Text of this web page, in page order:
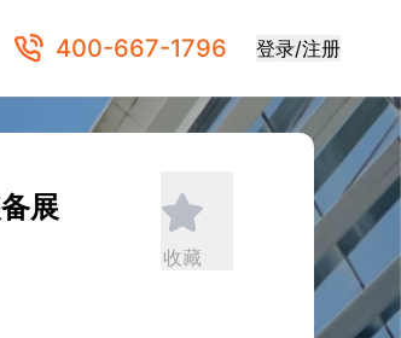
400-667-1796 登录/注册
展
收藏